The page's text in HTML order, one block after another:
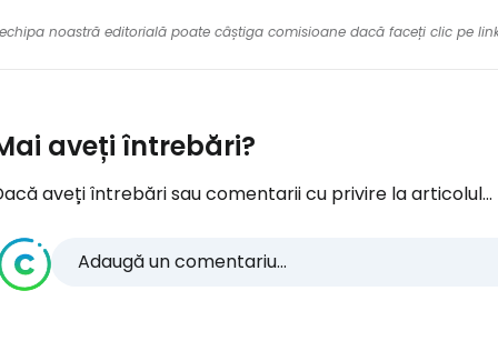
noastră editorială poate câștiga comisioane dacă faceți clic pe
aveți întrebări?
aveți întrebări sau comentarii cu privire la articolul...
Adaugă un comentariu...